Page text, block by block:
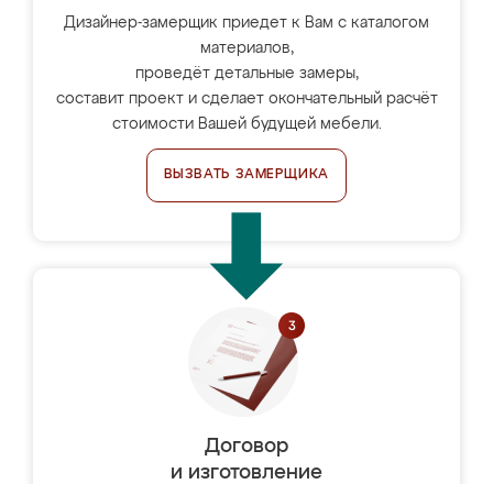
Дизайнер-замерщик приедет к Вам с каталогом
материалов,
проведёт детальные замеры,
составит проект и сделает окончательный расчёт
стоимости Вашей будущей мебели.
ВЫЗВАТЬ ЗАМЕРЩИКА
Договор
и изготовление